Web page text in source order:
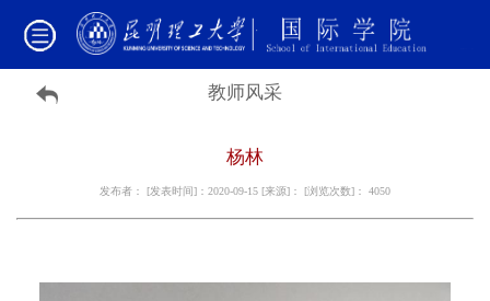
教师风采
杨林
发布者： [发表时间]：2020-09-15 [来源]： [浏览次数]： 4050